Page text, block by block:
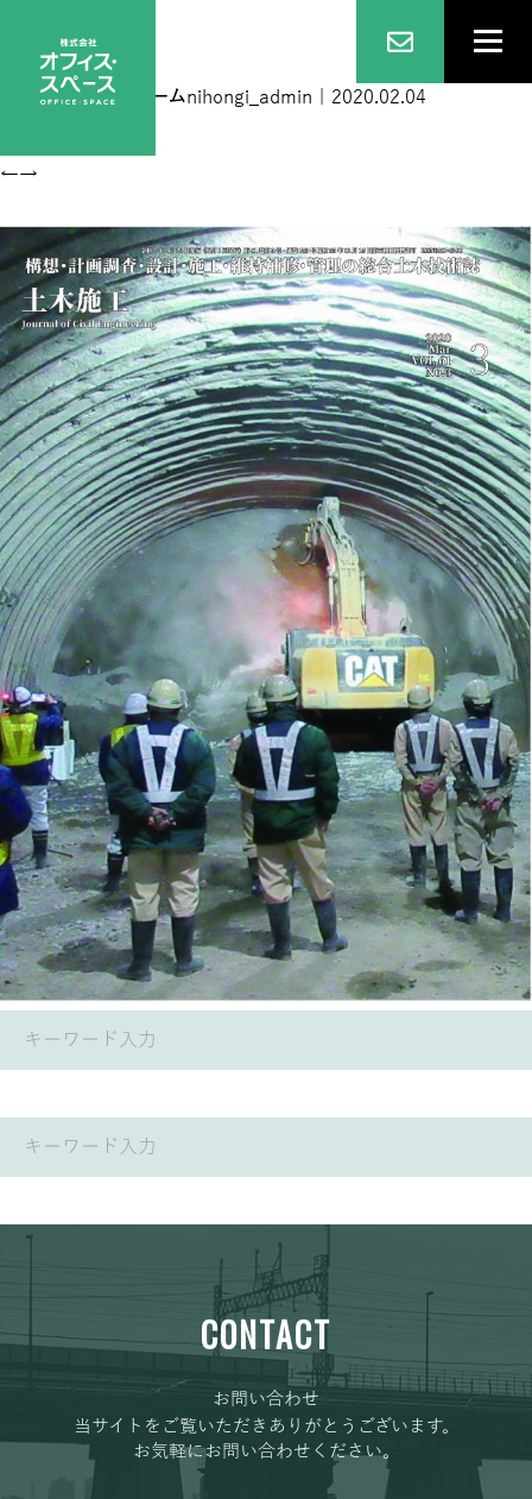
3月号表紙| ← ホームnihongi_admin 2020.02.04
←→
CONTACT
お問い合わせ
当サイトをご覧いただきありがとうございます。
お気軽にお問い合わせください。